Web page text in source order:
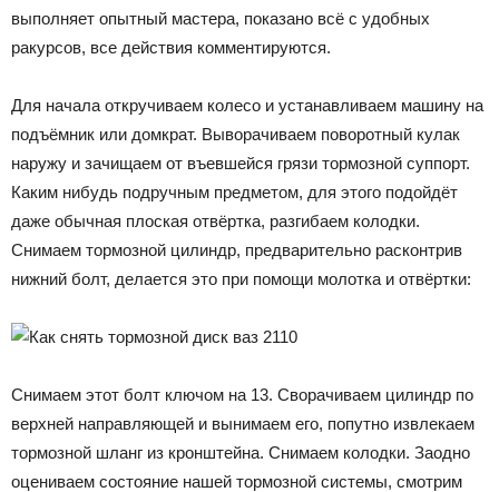
выполняет опытный мастера, показано всё с удобных
ракурсов, все действия комментируются.
Для начала откручиваем колесо и устанавливаем машину на
подъёмник или домкрат. Выворачиваем поворотный кулак
наружу и зачищаем от въевшейся грязи тормозной суппорт.
Каким нибудь подручным предметом, для этого подойдёт
даже обычная плоская отвёртка, разгибаем колодки.
Снимаем тормозной цилиндр, предварительно расконтрив
нижний болт, делается это при помощи молотка и отвёртки:
Снимаем этот болт ключом на 13. Сворачиваем цилиндр по
верхней направляющей и вынимаем его, попутно извлекаем
тормозной шланг из кронштейна. Снимаем колодки. Заодно
оцениваем состояние нашей тормозной системы, смотрим